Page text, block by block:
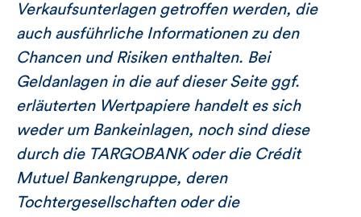
Verkaufsunterlagen getroffen werden, die
auch ausführliche Informationen zu den
Chancen und Risiken enthalten. Bei
Geldanlagen in die auf dieser Seite ggf.
erläuterten Wertpapiere handelt es sich
weder um Bankeinlagen, noch sind diese
durch die TARGOBANK oder die Crédit
Mutuel Bankengruppe, deren
Tochtergesellschaften oder die